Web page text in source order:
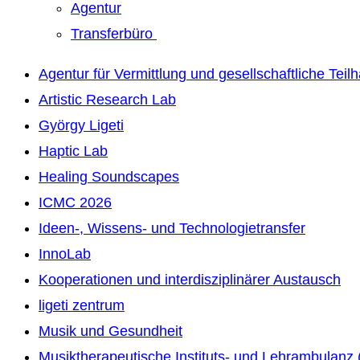
Agentur
Transferbüro
Agentur für Vermittlung und gesellschaftliche
Artistic Research Lab
György Ligeti
Haptic Lab
Healing Soundscapes
ICMC 2026
Ideen-, Wissens- und Technologietransfer
InnoLab
Kooperationen und interdisziplinärer Austausch
ligeti zentrum
Musik und Gesundheit
Musiktherapeutische Instituts- und Lehrambulanz